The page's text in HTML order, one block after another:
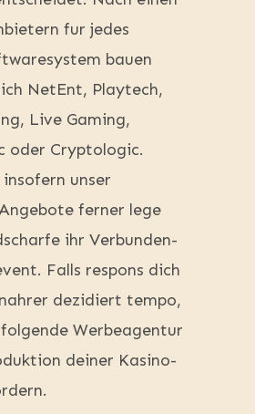
fur jedes
bauen
NetEnt, Playtech,
Live Gaming,
oder Cryptologic.
unser
ferner lege
ihr Verbunden-
Falls respons dich
dezidiert tempo,
Werbeagentur
deiner Kasino-